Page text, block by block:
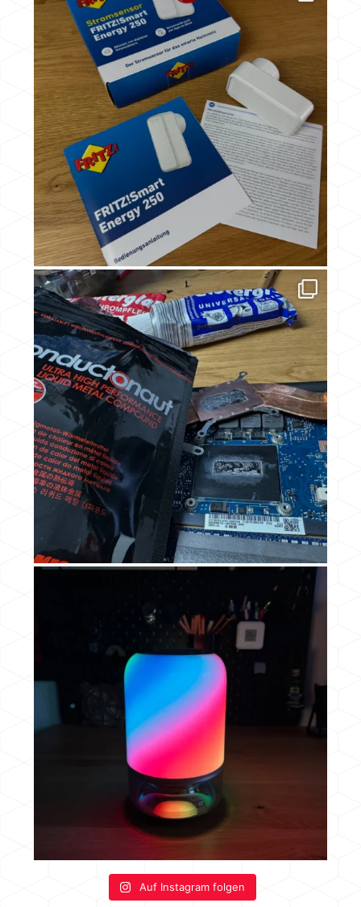
Auf Instagram folgen